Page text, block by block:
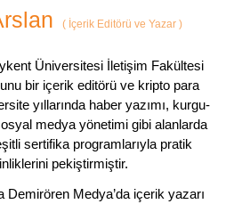
( İçerik Editörü ve Yazar )
Üniversitesi İletişim Fakültesi
bir içerik editörü ve kripto para
yıllarında haber yazımı, kurgu-
medya yönetimi gibi alanlarda
sertifika programlarıyla pratik
pekiştirmiştir.
Demirören Medya’da içerik yazarı